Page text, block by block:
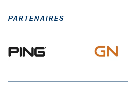
PARTENAIRES